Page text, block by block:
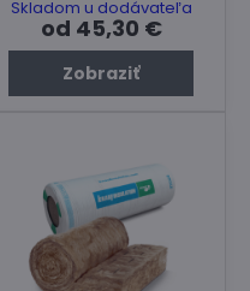
Skladom u dodávateľa
od 45,30 €
Zobraziť